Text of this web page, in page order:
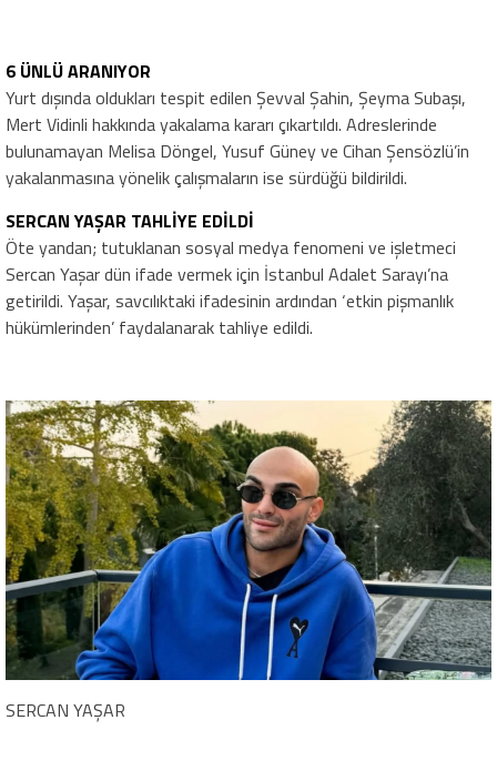
6 ÜNLÜ ARANIYOR
Yurt dışında oldukları tespit edilen Şevval Şahin, Şeyma Subaşı,
Mert Vidinli hakkında yakalama kararı çıkartıldı. Adreslerinde
bulunamayan Melisa Döngel, Yusuf Güney ve Cihan Şensözlü’in
yakalanmasına yönelik çalışmaların ise sürdüğü bildirildi.
SERCAN YAŞAR TAHLİYE EDİLDİ
Öte yandan; tutuklanan sosyal medya fenomeni ve işletmeci
Sercan Yaşar dün ifade vermek için İstanbul Adalet Sarayı’na
getirildi. Yaşar, savcılıktaki ifadesinin ardından ‘etkin pişmanlık
hükümlerinden’ faydalanarak tahliye edildi.
SERCAN YAŞAR